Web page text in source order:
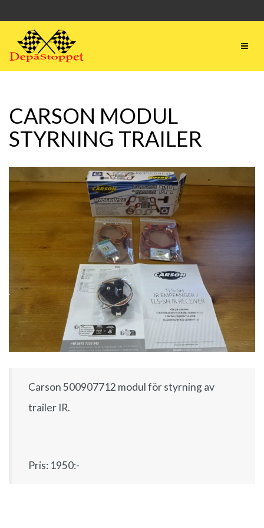
CARSON MODUL
STYRNING TRAILER
Carson 500907712 modul för styrning av
trailer IR.
Pris: 1950:-